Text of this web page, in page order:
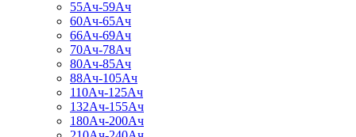
55Ач-59Ач
60Ач-65Ач
66Ач-69Ач
70Ач-78Ач
80Ач-85Ач
88Ач-105Ач
110Ач-125Ач
132Ач-155Ач
180Ач-200Ач